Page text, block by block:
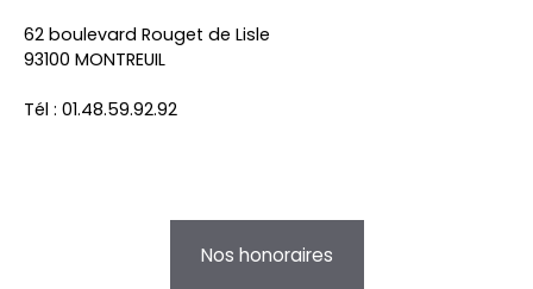
62 boulevard Rouget de Lisle
93100 MONTREUIL
Tél : 01.48.59.92.92
Nos honoraires